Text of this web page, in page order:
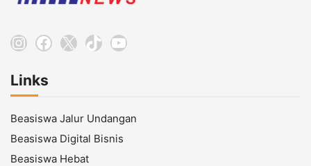
Instagram
Facebook
X TikTokYouTube
Links
Beasiswa Jalur Undangan
Beasiswa Digital Bisnis
Beasiswa Hebat